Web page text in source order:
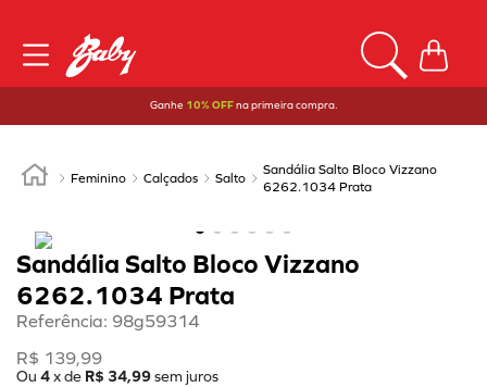
Ganhe 10% OFFna primeira compra.
Feminino Calçados Salto
Sandália Salto Bloco Vizzano
6262.1034 Prata
Sandália Salto Bloco Vizzano
6262.1034 Prata
Referência: 98g59314
R$ 139,99
Ou 4x de R$ 34,99sem juros